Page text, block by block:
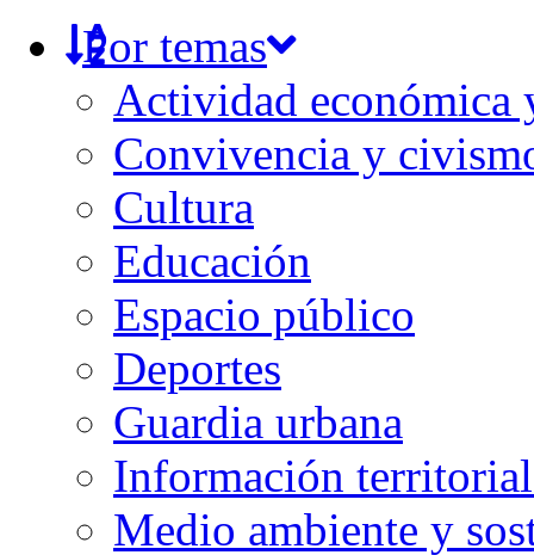
Por temas
Actividad económica
Convivencia y
Cultura
Educación
Espacio público
Deportes
Guardia urbana
Información
Medio ambiente y